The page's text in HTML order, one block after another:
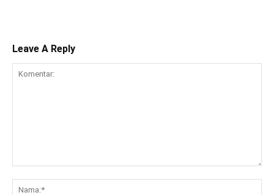
Leave A Reply